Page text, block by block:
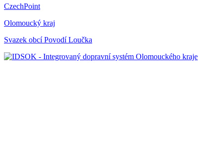
CzechPoint
Olomoucký kraj
Svazek obcí Povodí Loučka